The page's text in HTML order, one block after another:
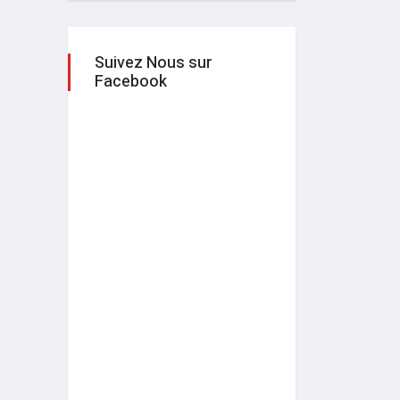
Suivez Nous sur
Facebook